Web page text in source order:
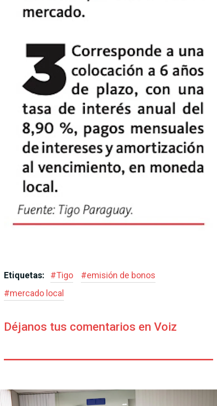
Etiquetas: #Tigo #emisión de bonos
#mercado local
Déjanos tus comentarios en Voiz